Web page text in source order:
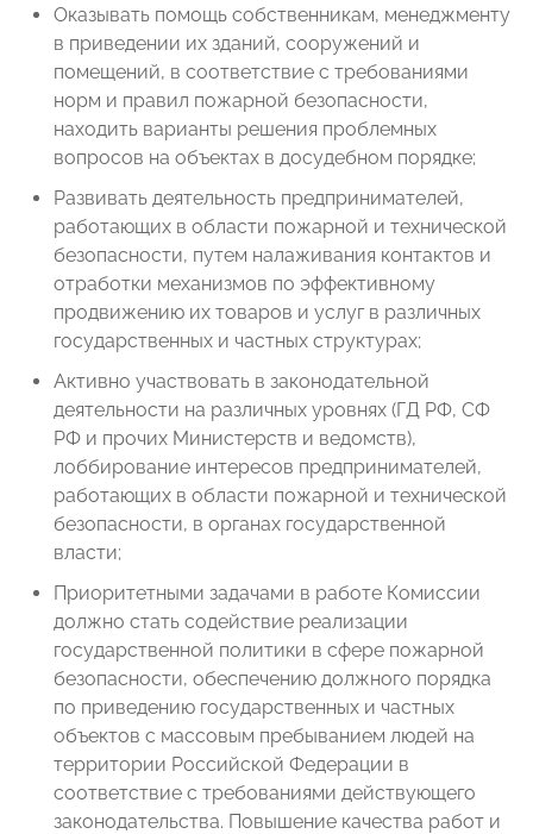
Оказывать помощь собственникам, менеджменту
в приведении их зданий, сооружений и
помещений, в соответствие с требованиями
норм и правил пожарной безопасности,
находить варианты решения проблемных
вопросов на объектах в досудебном порядке;
Развивать деятельность предпринимателей,
работающих в области пожарной и технической
безопасности, путем налаживания контактов и
отработки механизмов по эффективному
продвижению их товаров и услуг в различных
государственных и частных структурах;
Активно участвовать в законодательной
деятельности на различных уровнях (ГД РФ, СФ
РФ и прочих Министерств и ведомств),
лоббирование интересов предпринимателей,
работающих в области пожарной и технической
безопасности, в органах государственной
власти;
Приоритетными задачами в работе Комиссии
должно стать содействие реализации
государственной политики в сфере пожарной
безопасности, обеспечению должного порядка
по приведению государственных и частных
объектов с массовым пребыванием людей на
территории Российской Федерации в
соответствие с требованиями действующего
законодательства. Повышение качества работ и